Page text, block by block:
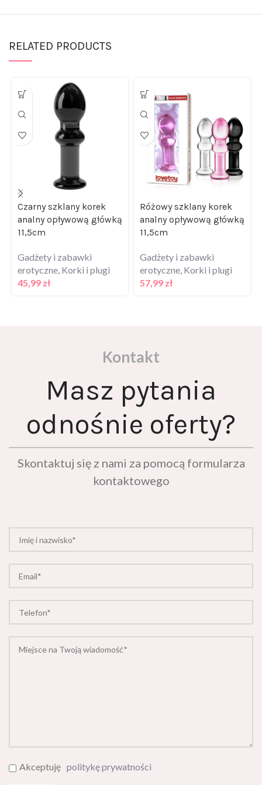
RELATED PRODUCTS
Czarny szklany korek
analny opływową główką
11,5cm
Gadżety i zabawki
erotyczne Korki i plugi
45,99 zł
Różowy szklany korek
analny opływową główką
11,5cm
Gadżety i zabawki
erotyczne Korki i plugi
57,99 zł
Kontakt
Masz pytania
odnośnie oferty?
Skontaktuj się z nami za pomocą formularza
kontaktowego
Akceptuję politykę prywatności